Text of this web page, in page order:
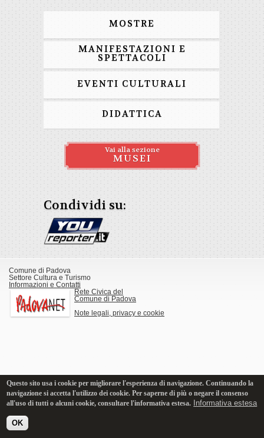
MOSTRE
MANIFESTAZIONI E
SPETTACOLI
EVENTI CULTURALI
DIDATTICA
Vai alla sezione
MUSEI
Condividi su:
Comune di Padova
Settore Cultura e Turismo
Informazioni e Contatti
Rete Civica del
Comune di Padova
Note legali, privacy e cookie
Questo sito usa i cookie per migliorare l'esperienza di navigazione. Continuando la
navigazione si accetta l'utilizzo dei cookie. Per saperne di più o negare il consenso
all'uso di tutti o alcuni cookie, consultare l'informativa estesa. Informativa estesa
OK